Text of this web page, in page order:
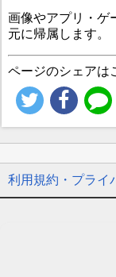
画像やアプリ・ゲ
元に帰属します。
ページのシェアは
利用規約・プライ